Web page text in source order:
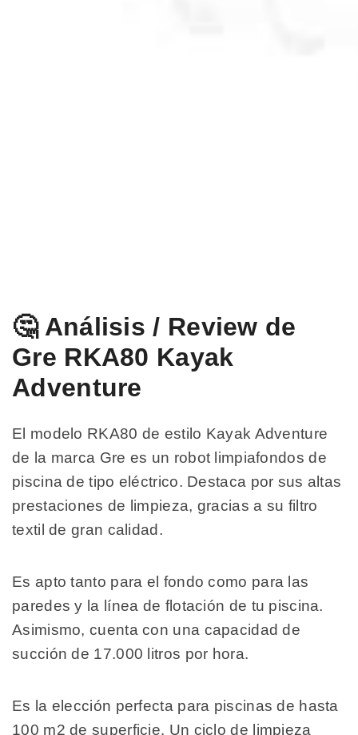
🤔 Análisis / Review de
Gre RKA80 Kayak
Adventure
El modelo RKA80 de estilo Kayak Adventure
de la marca Gre es un robot limpiafondos de
piscina de tipo eléctrico. Destaca por sus altas
prestaciones de limpieza, gracias a su filtro
textil de gran calidad.
Es apto tanto para el fondo como para las
paredes y la línea de flotación de tu piscina.
Asimismo, cuenta con una capacidad de
succión de 17.000 litros por hora.
Es la elección perfecta para piscinas de hasta
100 m2 de superficie. Un ciclo de limpieza